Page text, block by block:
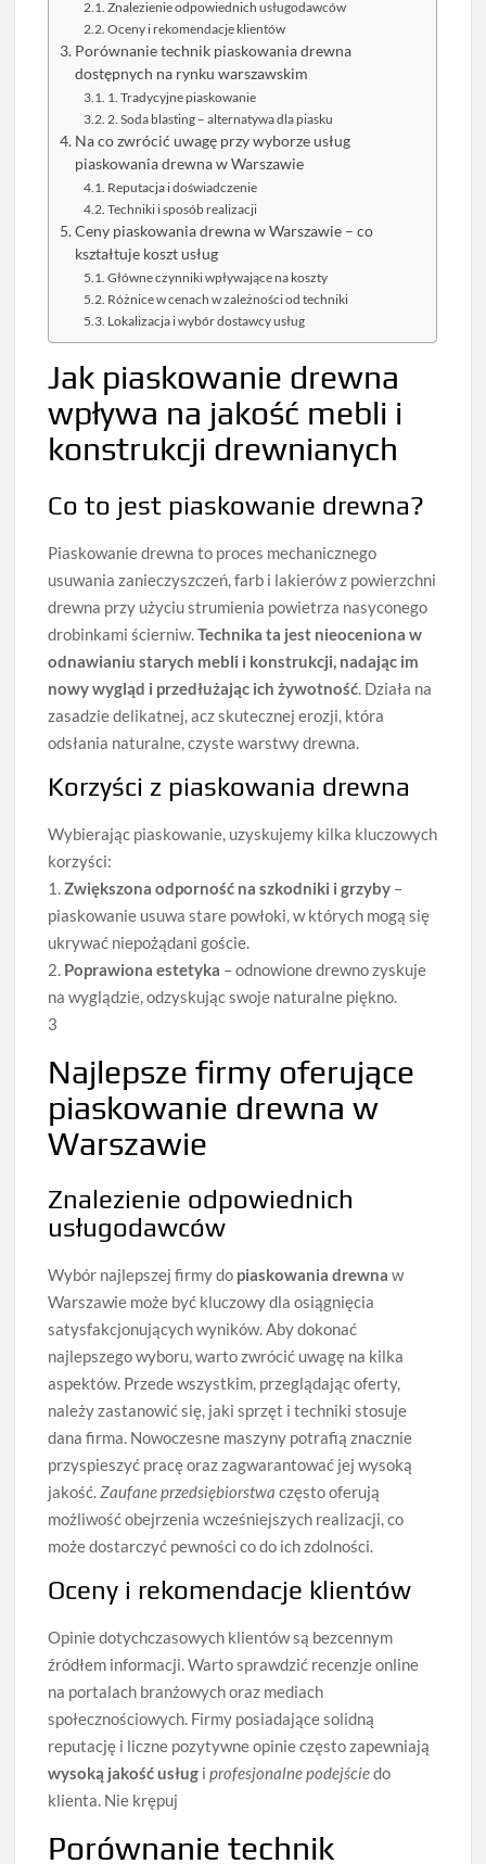
Znalezienie odpowiednich usługodawców
Oceny i rekomendacje klientów
Porównanie technik piaskowania drewna
dostępnych na rynku warszawskim
1. Tradycyjne piaskowanie
2. Soda blasting – alternatywa dla piasku
Na co zwrócić uwagę przy wyborze usług
piaskowania drewna w Warszawie
Reputacja i doświadczenie
Techniki i sposób realizacji
Ceny piaskowania drewna w Warszawie – co
kształtuje koszt usług
Główne czynniki wpływające na koszty
Różnice w cenach w zależności od techniki
Lokalizacja i wybór dostawcy usług
Jak piaskowanie drewna
wpływa na jakość mebli i
konstrukcji drewnianych
Co to jest piaskowanie drewna?
Piaskowanie drewna to proces mechanicznego
usuwania zanieczyszczeń, farb i lakierów z powierzchni
drewna przy użyciu strumienia powietrza nasyconego
drobinkami ścierniw.Technika ta jest nieoceniona w
odnawianiu starych mebli i konstrukcji, nadając im
nowy wygląd i przedłużając ich żywotność. Działa na
zasadzie delikatnej, acz skutecznej erozji, która
odsłania naturalne, czyste warstwy drewna.
Korzyści z piaskowania drewna
Wybierając piaskowanie, uzyskujemy kilka kluczowych
korzyści:
1.Zwiększona odporność na szkodniki i grzyby –
piaskowanie usuwa stare powłoki, w których mogą się
ukrywać niepożądani goście.
2. Poprawiona estetyka – odnowione drewno zyskuje
na wyglądzie, odzyskując swoje naturalne piękno.
3
Najlepsze firmy oferujące
piaskowanie drewna w
Warszawie
Znalezienie odpowiednich
usługodawców
Wybór najlepszej firmy do piaskowania drewna w
Warszawie może być kluczowy dla osiągnięcia
satysfakcjonujących wyników. Aby dokonać
najlepszego wyboru, warto zwrócić uwagę na kilka
aspektów. Przede wszystkim, przeglądając oferty,
należy zastanowić się, jaki sprzęt i techniki stosuje
dana firma. Nowoczesne maszyny potrafią znacznie
przyspieszyć pracę oraz zagwarantować jej wysoką
jakość.Zaufane przedsiębiorstwa często oferują
możliwość obejrzenia wcześniejszych realizacji, co
może dostarczyć pewności co do ich zdolności.
Oceny i rekomendacje klientów
Opinie dotychczasowych klientów są bezcennym
źródłem informacji. Warto sprawdzić recenzje online
na portalach branżowych oraz mediach
społecznościowych. Firmy posiadające solidną
reputację i liczne pozytywne opinie często zapewniają
wysoką jakość usług iprofesjonalne podejściedo
klienta. Nie krępuj
Porównanie technik